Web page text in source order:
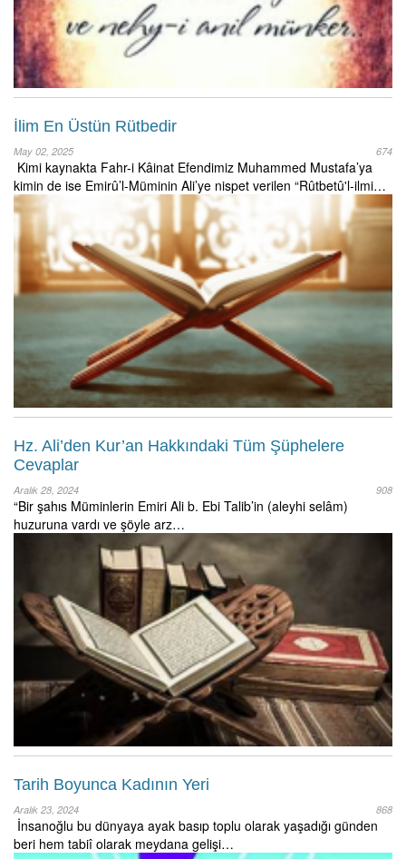
İlim En Üstün Rütbedir
May 02, 2025 674
Kimi kaynakta Fahr-i Kâinat Efendimiz Muhammed Mustafa’ya
kimin de ise Emirû’l-Müminin Ali’ye nispet verilen “Rûtbetû'l-ilmi…
Hz. Ali’den Kur’an Hakkındaki Tüm Şüphelere
Cevaplar
Aralık 28, 2024 908
“Bir şahıs Müminlerin Emiri Ali b. Ebi Talib’in (aleyhi selâm)
huzuruna vardı ve şöyle arz…
Tarih Boyunca Kadının Yeri
Aralık 23, 2024 868
İnsanoğlu bu dünyaya ayak basıp toplu olarak yaşadığı günden
beri hem tabiî olarak meydana gelişi…